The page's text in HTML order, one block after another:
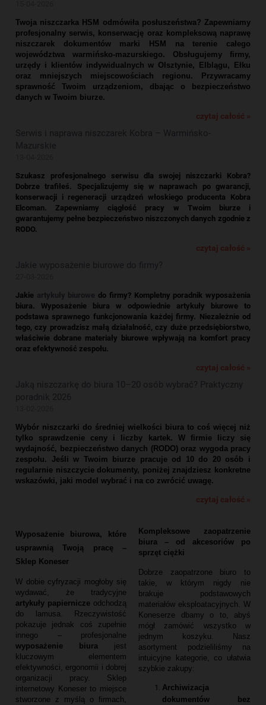
Twoja niszczarka HSM odmówiła posłuszeństwa? Zapewniamy
profesjonalny serwis, konserwację oraz kompleksową naprawę
niszczarek dokumentów marki HSM na terenie całego
województwa warmińsko-mazurskiego. Obsługujemy firmy,
urzędy i klientów indywidualnych w Olsztynie, Elblągu, Ełku
oraz mniejszych miejscowościach regionu. Przywracamy
sprawność Twoim urządzeniom, dbając o bezpieczeństwo
danych w Twoim biurze.
czytaj całość »
Serwis i naprawa niszczarek Kobra – Warmińsko-
Mazurskie
Szukasz profesjonalnego serwisu dla swojej niszczarki Kobra?
Dobrze trafiłeś. Specjalizujemy się w naprawach po gwarancji,
konserwacji i regeneracji urządzeń włoskiego producenta Kobra
Elcoman. Zapewniamy ciągłość pracy w Twoim biurze i
gwarantujemy pełne bezpieczeństwo niszczonych danych zgodnie z
RODO.
czytaj całość »
Jakie wyposażenie biurowe do firmy?
Jakie artykuły biurowe do firmy? Kompletny poradnik wyposażenia
biura. Wyposażenie biura w odpowiednie artykuły biurowe to
podstawa sprawnego funkcjonowania każdej firmy. Niezależnie od
tego, czy prowadzisz małą działalność, czy duże przedsiębiorstwo,
właściwie dobrane materiały biurowe wpływają na komfort pracy
oraz efektywność zespołu.
czytaj całość »
Jaką niszczarkę do biura 10–20 osób wybrać? Praktyczny
poradnik 2026
Wybór niszczarki do średniej wielkości biura to coś więcej niż
tylko sprawdzenie ceny i liczby kartek. W firmie liczy się
wydajność, bezpieczeństwo danych (RODO) oraz wygoda pracy
zespołu. Jeśli w Twoim biurze pracuje od 10 do 20 osób i
regularnie niszczycie dokumenty, poniżej znajdziesz konkretne
wskazówki, jaki model wybrać i na co zwrócić uwagę.
czytaj całość »
Wyposażenie biurowa, które
usprawnią Twoją pracę –
Sklep Koneser
W dobie cyfryzacji mogłoby się
wydawać,
że tradycyjne
artykuły papiernicze odchodzą
do lamusa. Rzeczywistość
pokazuje jednak coś zupełnie
innego – profesjonalne
wyposażenie biura jest
kluczowym elementem
efektywności, ergonomii i dobrej
organizacji pracy. Sklep
internetowy Koneser to miejsce
stworzone z myślą o firmach,
Kompleksowe zaopatrzenie
biura – od akcesoriów po
sprzęt ciężki
Dobrze zaopatrzone biuro to
takie,
w którym nigdy nie
brakuje podstawowych
materiałów eksploatacyjnych.
W
Koneserze dbamy o to,
abyś
mógł zamówić wszystko w
jednym koszyku.
Nasz
asortyment podzieliliśmy na
intuicyjne kategorie,
co ułatwia
szybkie zakupy:
Archiwizacja
dokumentów bez